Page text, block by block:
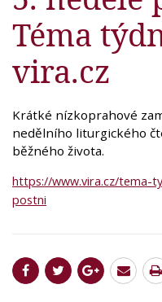
Téma
vira.cz
Krátké nízkoprahové
nedělního liturgického
běžného života.
https://www.vira.cz/tema-
postni